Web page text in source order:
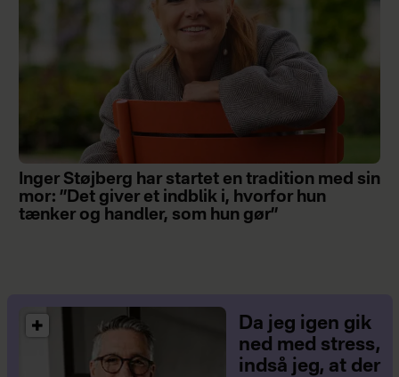
Inger Støjberg har startet en tradition med sin
mor: ”Det giver et indblik i, hvorfor hun
tænker og handler, som hun gør”
Da jeg igen gik
ned med stress,
indså jeg, at der